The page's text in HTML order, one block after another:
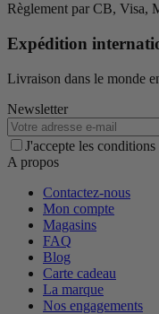
Règlement par CB, Visa,
Expédition
Livraison dans le monde
Newsletter
J'accepte les
A propos
Contactez-nous
Mon compte
Magasins
FAQ
Blog
Carte cadeau
La marque
Nos engagements